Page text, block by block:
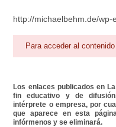
http://michaelbehm.de/wp-
Para acceder al
Los enlaces publicados en
fin educativo y de
intérprete o empresa, por
que aparece en esta
infórmenos y se eliminará.